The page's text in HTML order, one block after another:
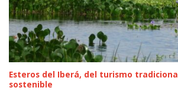
Esteros del Iberá, del turismo
sostenible